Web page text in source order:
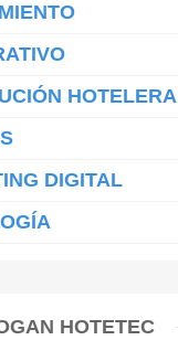
HOTELERA
DIGITAL
HOTETEC